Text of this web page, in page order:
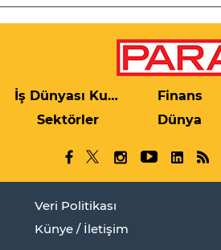
İş Dünyası Kulis Finans
Sektörler
Dünya
Veri Politikası
Künye / İletişim